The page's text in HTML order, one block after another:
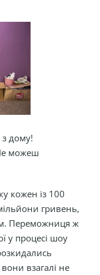
дому!
можеш
кожен із 100
гривень,
Переможниця ж
у процесі шоу
взагалі не